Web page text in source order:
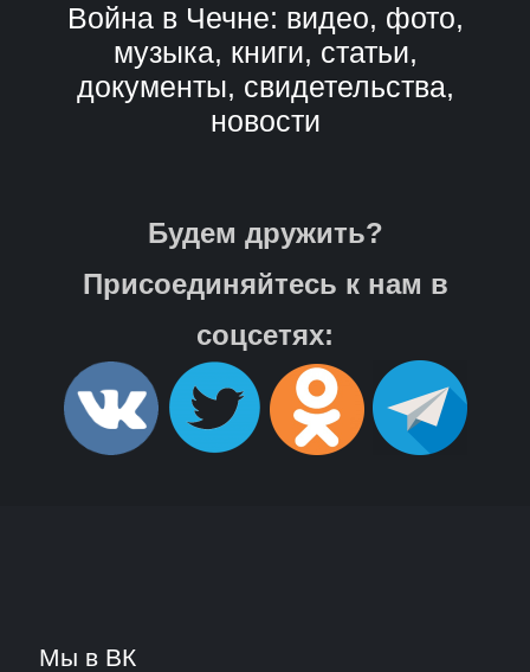
Война в Чечне: видео, фото,
музыка, книги, статьи,
документы, свидетельства,
новости
Будем дружить?
Присоединяйтесь к нам в
соцсетях:
Мы в ВК